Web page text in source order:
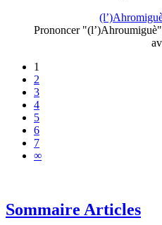
Prononcer
1
2
3
4
5
6
7
∞
Sommaire Articles